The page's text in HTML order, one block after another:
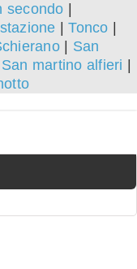
secondo
|Tonco
| San
San martino alfieri